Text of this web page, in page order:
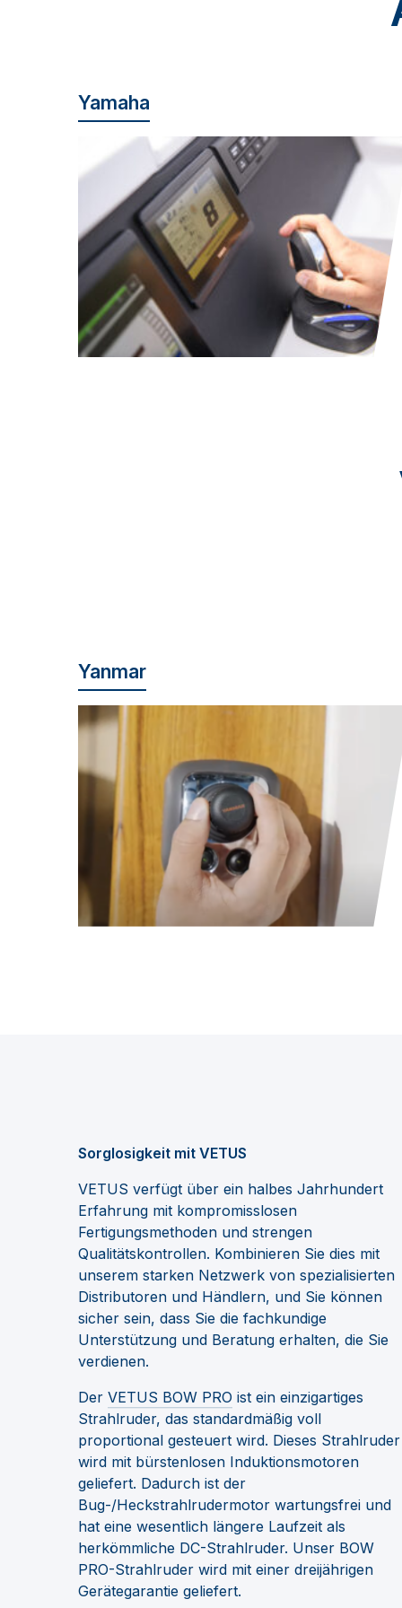
Yamaha
Yanmar
Sorglosigkeit mit VETUS
VETUS verfügt über ein halbes Jahrhundert
Erfahrung mit kompromisslosen
Fertigungsmethoden und strengen
Qualitätskontrollen. Kombinieren Sie dies mit
unserem starken Netzwerk von spezialisierten
Distributoren und Händlern, und Sie können
sicher sein, dass Sie die fachkundige
Unterstützung und Beratung erhalten, die Sie
verdienen.
Der VETUS BOW PRO ist ein einzigartiges
Strahlruder, das standardmäßig voll
proportional gesteuert wird. Dieses Strahlruder
wird mit bürstenlosen Induktionsmotoren
geliefert. Dadurch ist der
Bug-/Heckstrahlrudermotor wartungsfrei und
hat eine wesentlich längere Laufzeit als
herkömmliche DC-Strahlruder. Unser BOW
PRO-Strahlruder wird mit einer dreijährigen
Gerätegarantie geliefert.